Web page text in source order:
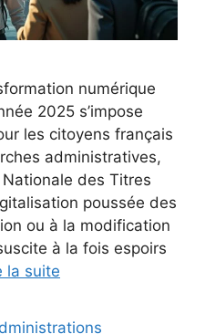
numérique
2025 s’impose
les citoyens français
administratives,
Nationale des Titres
poussée des
ou à la modification
à la fois espoirs
la suite